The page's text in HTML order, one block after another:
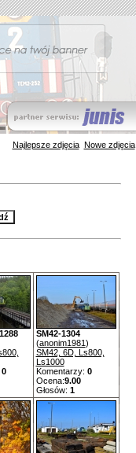
Najlepsze zdjęcia Nowe zdjęcia
0
SM42-1304
(anonim1981)
SM42, 6D, Ls800,
Ls1000
Komentarzy: 0
Ocena:9.00
Głosów: 1